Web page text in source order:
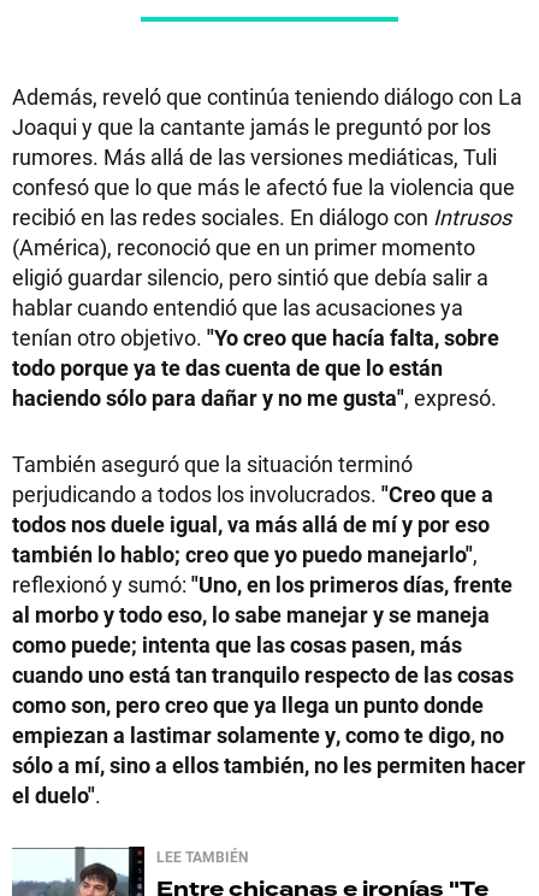
Además, reveló que continúa teniendo diálogo con La
Joaqui y que la cantante jamás le preguntó por los
rumores. Más allá de las versiones mediáticas, Tuli
confesó que lo que más le afectó fue la violencia que
recibió en las redes sociales. En diálogo con Intrusos
(América), reconoció que en un primer momento
eligió guardar silencio, pero sintió que debía salir a
hablar cuando entendió que las acusaciones ya
tenían otro objetivo. "Yo creo que hacía falta, sobre
todo porque ya te das cuenta de que lo están
haciendo sólo para dañar y no me gusta", expresó.
También aseguró que la situación terminó
perjudicando a todos los involucrados. "Creo que a
todos nos duele igual, va más allá de mí y por eso
también lo hablo; creo que yo puedo manejarlo",
reflexionó y sumó: "Uno, en los primeros días, frente
al morbo y todo eso, lo sabe manejar y se maneja
como puede; intenta que las cosas pasen, más
cuando uno está tan tranquilo respecto de las cosas
como son, pero creo que ya llega un punto donde
empiezan a lastimar solamente y, como te digo, no
sólo a mí, sino a ellos también, no les permiten hacer
el duelo".
LEE TAMBIÉN
Entre chicanas e ironías "Te